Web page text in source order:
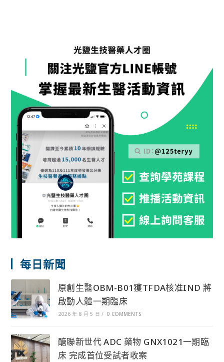
每日新聞
原創生醫OBM-B01獲TFDA核准IND 將
啟動人體一期臨床
2026 年 8 月 5 日 / 0 COMMENTS
醣聯新世代 ADC 藥物 GNX1021一期臨
床 完成首位受試者收案